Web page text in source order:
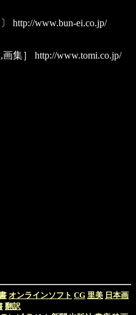
http://www.bun-ei.co.jp/
画集］ http://www.tomi.co.jp/
オンラインソフト CG 里美 日本画
翻訳